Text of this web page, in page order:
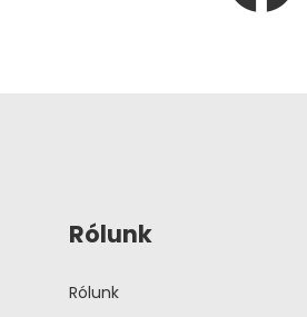
Rólunk
Rólunk